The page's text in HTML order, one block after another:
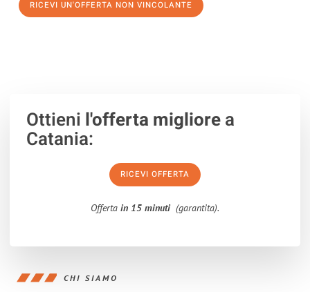
RICEVI UN'OFFERTA NON VINCOLANTE
Ottieni l'offerta migliorea
Catania:
RICEVI OFFERTA
Offerta in 15 minuti (garantita).
CHI SIAMO